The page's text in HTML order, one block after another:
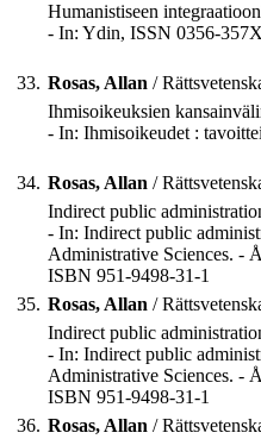
Humanistiseen
- In: Ydin, ISSN 0356-
33. Rosas, Allan /
Ihmisoikeuksien
- In: Ihmisoikeudet :
34. Rosas, Allan /
Indirect public
- In: Indirect public
Administrative Sciences. -
ISBN 951-9498-31-1
35. Rosas, Allan /
Indirect public
- In: Indirect public
Administrative Sciences. -
ISBN 951-9498-31-1
36. Rosas, Allan /